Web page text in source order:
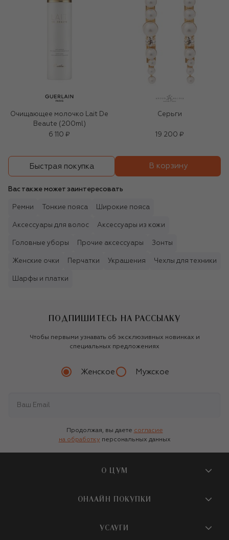
Очищающее молочко Lait De
Beaute (200ml)
6 110 ₽
Серьги
19 200 ₽
Быстрая покупка В корзину
Вас также может заинтересовать
Ремни Тонкие пояса Широкие пояса
Аксессуары для волос Аксессуары из кожи
Головные уборы Прочие аксессуары Зонты
Женские очки Перчатки Украшения Чехлы для техники
Шарфы и платки
ПОДПИШИТЕСЬ НА РАССЫЛКУ
Чтобы первыми узнавать об эксклюзивных новинках и
специальных предложениях
Женское Мужское
Продолжая, вы даете согласие
на обработку персональных данных
О ЦУМ
О магазине
Бутики и ПВЗ ЦУМ
ОНЛАЙН ПОКУПКИ
УСЛУГИ